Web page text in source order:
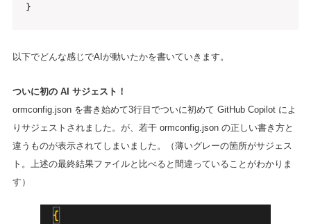
}
以下でどんな感じでAIが動いたかを書いていきます。
ついに初の AI サジェスト！
ormconfig.json を書き始めて3行目でついに初めて GitHub Copilot によ
りサジェストされました。が、若干 ormconfig.json の正しい書き方と
違うものが表示されてしまいました。（薄いグレーの箇所がサジェス
ト。上述の最終結果ファイルと比べると間違っていることがわかりま
す）